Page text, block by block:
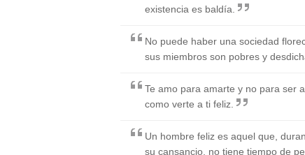
existencia es baldía.
No puede haber una sociedad
sus miembros son pobres y
Te amo para amarte y no para ser
como verte a ti feliz.
Un hombre feliz es aquel que,
su cansancio, no tiene tiempo de